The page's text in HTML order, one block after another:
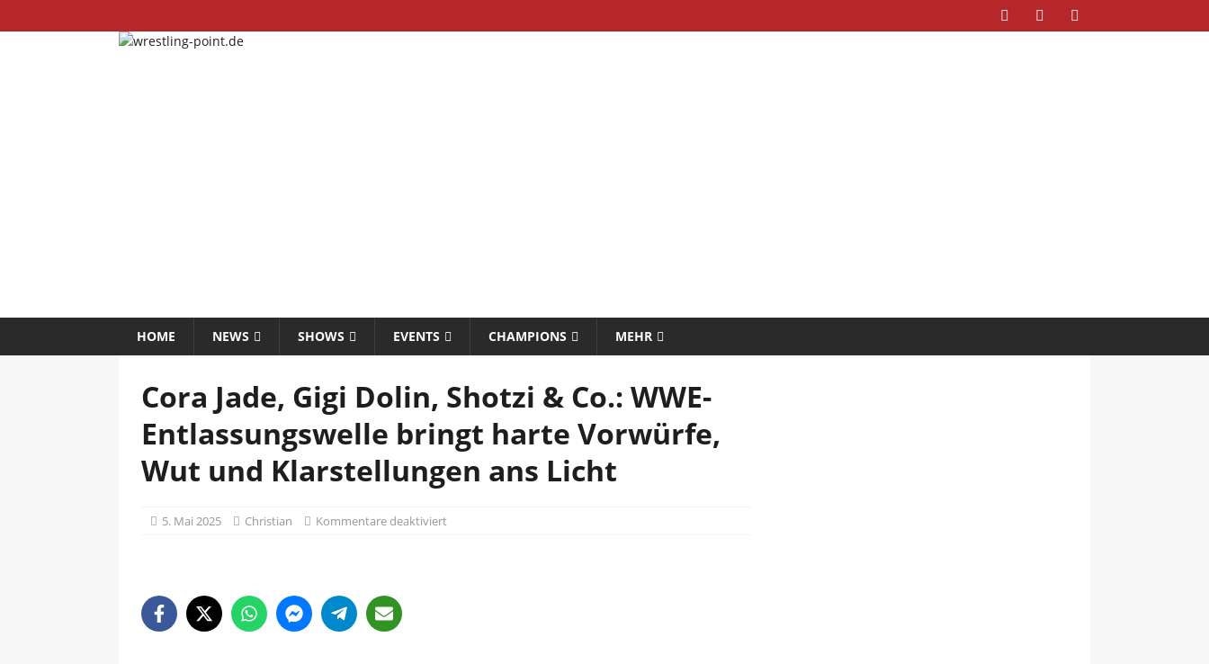
HOME NEWS SHOWS EVENTS CHAMPIONS MEHR
Cora Jade, Gigi Dolin, Shotzi & Co.: WWE-
Entlassungswelle bringt harte Vorwürfe,
Wut und Klarstellungen ans Licht
5. Mai 2025 Christian Kommentare deaktiviert